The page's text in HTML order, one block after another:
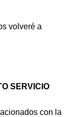
volveré a
SERVICIO
con la